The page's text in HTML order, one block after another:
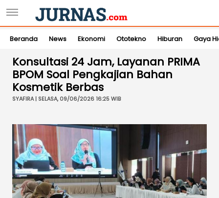
Beranda News Ekonomi Ototekno Hiburan Gaya
Konsultasi 24 Jam, Layanan PRIMA
BPOM Soal Pengkajian Bahan
Kosmetik Berbas
SYAFIRA | SELASA, 09/06/2026 16:25 WIB